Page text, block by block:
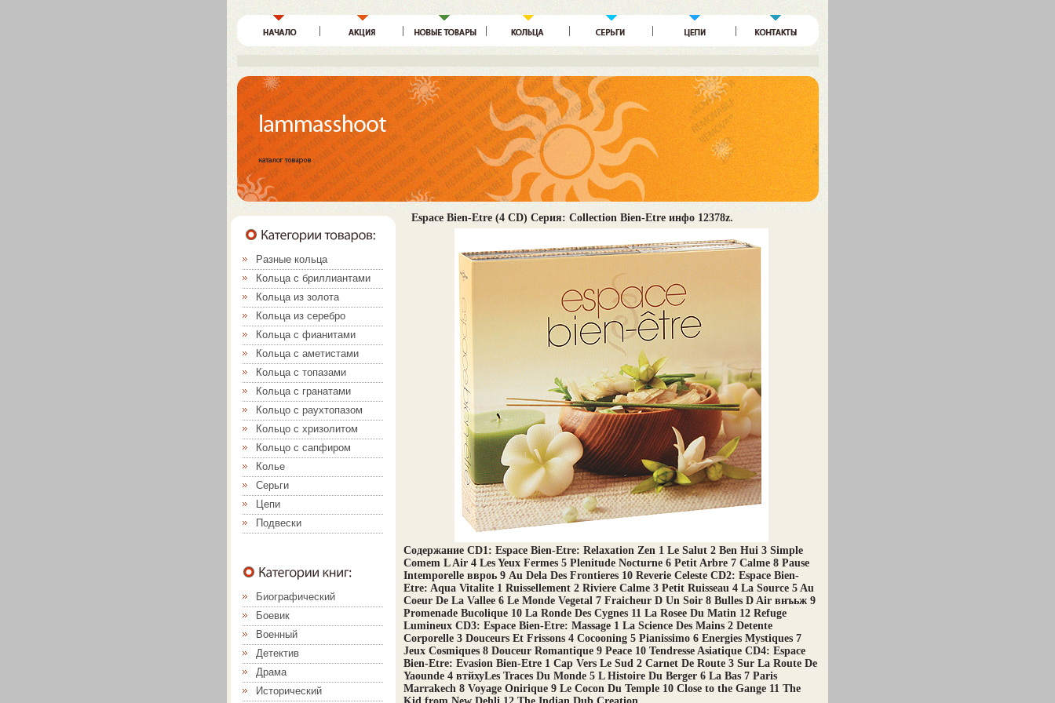
Разные кольца
Кольца с бриллиантами
Кольца из золота
Кольца из серебро
Кольца с фианитами
Кольца с аметистами
Кольца с топазами
Кольца с гранатами
Кольцо с раухтопазом
Кольцо с хризолитом
Кольцо с сапфиром
Колье
Серьги
Цепи
Подвески
Биографический
Боевик
Военный
Детектив
Драма
Исторический
Espace Bien-Etre (4 CD) Серия: Collection Bien-Etre инфо 12378z.
Содержание CD1: Espace Bien-Etre: Relaxation Zen 1 Le Salut 2 Ben Hui 3 Simple
Comem L Air 4 Les Yeux Fermes 5 Plenitude Nocturne 6 Petit Arbre 7 Calme 8 Pause
Intemporelle ввроь 9 Au Dela Des Frontieres 10 Reverie Celeste CD2: Espace Bien-
Etre: Aqua Vitalite 1 Ruissellement 2 Riviere Calme 3 Petit Ruisseau 4 La Source 5 Au
Coeur De La Vallee 6 Le Monde Vegetal 7 Fraicheur D Un Soir 8 Bulles D Air внъьж 9
Promenade Bucolique 10 La Ronde Des Cygnes 11 La Rosee Du Matin 12 Refuge
Lumineux CD3: Espace Bien-Etre: Massage 1 La Science Des Mains 2 Detente
Corporelle 3 Douceurs Et Frissons 4 Cocooning 5 Pianissimo 6 Energies Mystiques 7
Jeux Cosmiques 8 Douceur Romantique 9 Peace 10 Tendresse Asiatique CD4: Espace
Bien-Etre: Evasion Bien-Etre 1 Cap Vers Le Sud 2 Carnet De Route 3 Sur La Route De
Yaounde 4 втйхуLes Traces Du Monde 5 L Histoire Du Berger 6 La Bas 7 Paris
Marrakech 8 Voyage Onirique 9 Le Cocon Du Temple 10 Close to the Gange 11 The